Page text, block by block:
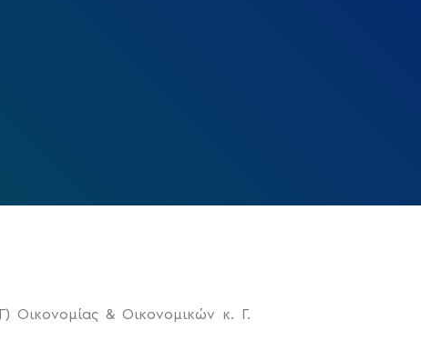
& Οικονομικών κ. Γ.